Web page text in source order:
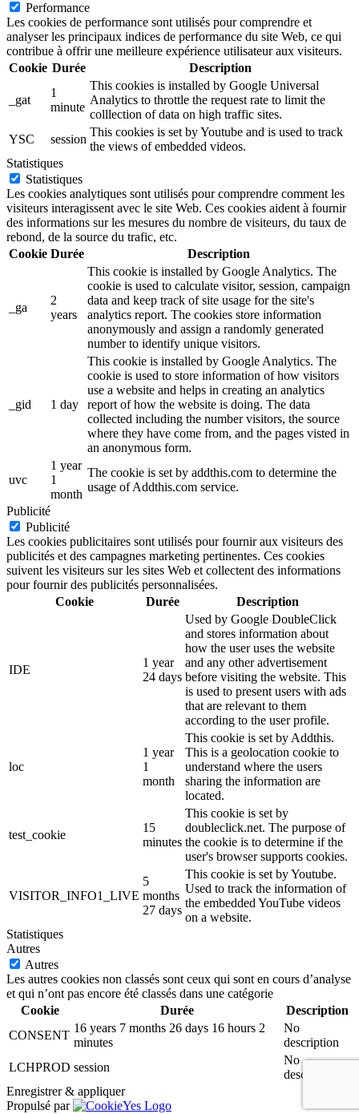
Performance
Les cookies de performance sont utilisés pour comprendre et
analyser les principaux indices de performance du site Web, ce qui
contribue à offrir une meilleure expérience utilisateur aux visiteurs.
Cookie Durée Description
_gat
1
minute
This cookies is installed by Google Universal
Analytics to throttle the request rate to limit the
colllection of data on high traffic sites.
YSC
session
This cookies is set by Youtube and is used to track
the views of embedded videos.
Statistiques
Statistiques
Les cookies analytiques sont utilisés pour comprendre comment les
visiteurs interagissent avec le site Web. Ces cookies aident à fournir
des informations sur les mesures du nombre de visiteurs, du taux de
rebond, de la source du trafic, etc.
Cookie Durée Description
_ga
2
years
This cookie is installed by Google Analytics. The
cookie is used to calculate visitor, session, campaign
data and keep track of site usage for the site's
analytics report. The cookies store information
anonymously and assign a randomly generated
number to identify unique visitors.
_gid 1 day
This cookie is installed by Google Analytics. The
cookie is used to store information of how visitors
use a website and helps in creating an analytics
report of how the website is doing. The data
collected including the number visitors, the source
where they have come from, and the pages visted in
an anonymous form.
uvc
1 year
1
month
The cookie is set by addthis.com to determine the
usage of Addthis.com service.
Publicité
Publicité
Les cookies publicitaires sont utilisés pour fournir aux visiteurs des
publicités et des campagnes marketing pertinentes. Ces cookies
suivent les visiteurs sur les sites Web et collectent des informations
pour fournir des publicités personnalisées.
Cookie
Durée Description
IDE
1 year
24 days
Used by Google DoubleClick
and stores information about
how the user uses the website
and any other advertisement
before visiting the website. This
is used to present users with ads
that are relevant to them
according to the user profile.
loc
1 year
1
month
This cookie is set by Addthis.
This is a geolocation cookie to
understand where the users
sharing the information are
located.
test_cookie
15
minutes
This cookie is set by
doubleclick.net. The purpose of
the cookie is to determine if the
user's browser supports cookies.
VISITOR_INFO1_LIVE
5
months
27 days
This cookie is set by Youtube.
Used to track the information of
the embedded YouTube videos
on a website.
Statistiques
Autres
Autres
Les autres cookies non classés sont ceux qui sont en cours d’analyse
et qui n’ont pas encore été classés dans une catégorie
Cookie
Durée
Description
CONSENT
16 years 7 months 26 days 16 hours 2
minutes
No
description
LCHPROD session
No
description
Enregistrer & appliquer
Propulsé par